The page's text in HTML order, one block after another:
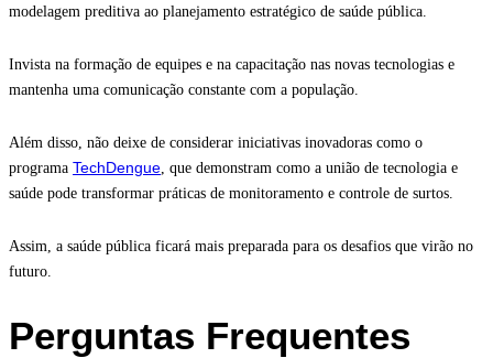
modelagem preditiva ao planejamento estratégico de saúde pública.
Invista na formação de equipes e na capacitação nas novas tecnologias e
mantenha uma comunicação constante com a população.
Além disso, não deixe de considerar iniciativas inovadoras como o
programa TechDengue , que demonstram como a união de tecnologia e
saúde pode transformar práticas de monitoramento e controle de surtos.
Assim, a saúde pública ficará mais preparada para os desafios que virão no
futuro.
Perguntas Frequentes